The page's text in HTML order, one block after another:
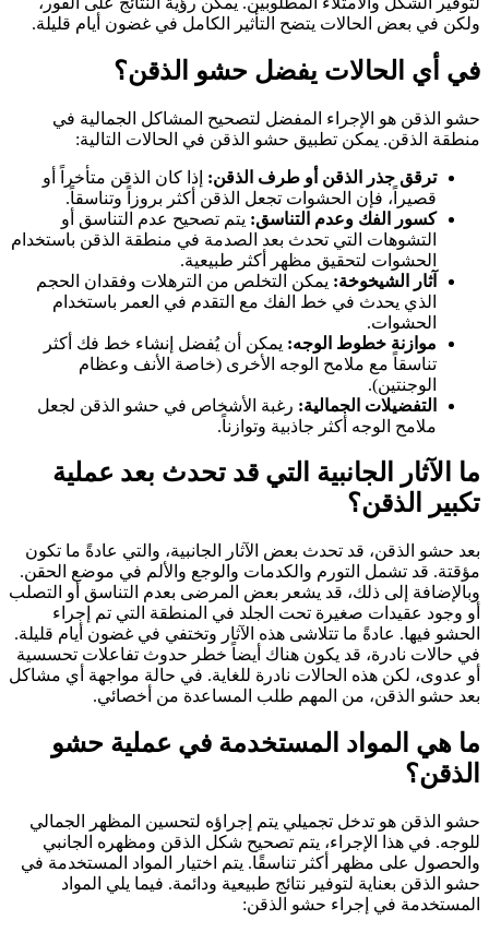
ولكن في بعض الحالات يتضح التأثير الكامل في غضون أيام قليلة.
في أي الحالات يفضل حشو الذقن؟
حشو الذقن هو الإجراء المفضل لتصحيح المشاكل الجمالية في
منطقة الذقن. يمكن تطبيق حشو الذقن في الحالات التالية:
ترقق جذر الذقن أو طرف الذقن: إذا كان الذقن متأخراً أو
قصيراً، فإن الحشوات تجعل الذقن أكثر بروزاً وتناسقاً.
كسور الفك وعدم التناسق: يتم تصحيح عدم التناسق أو
التشوهات التي تحدث بعد الصدمة في منطقة الذقن باستخدام
الحشوات لتحقيق مظهر أكثر طبيعية.
آثار الشيخوخة: يمكن التخلص من الترهلات وفقدان الحجم
الذي يحدث في خط الفك مع التقدم في العمر باستخدام
الحشوات.
موازنة خطوط الوجه: يمكن أن يُفضل إنشاء خط فك أكثر
تناسقاً مع ملامح الوجه الأخرى (خاصة الأنف وعظام
الوجنتين).
التفضيلات الجمالية: رغبة الأشخاص في حشو الذقن لجعل
ملامح الوجه أكثر جاذبية وتوازناً.
ما الآثار الجانبية التي قد تحدث بعد عملية
تكبير الذقن؟
بعد حشو الذقن، قد تحدث بعض الآثار الجانبية، والتي عادةً ما تكون
مؤقتة. قد تشمل التورم والكدمات والوجع والألم في موضع الحقن.
وبالإضافة إلى ذلك، قد يشعر بعض المرضى بعدم التناسق أو التصلب
أو وجود عقيدات صغيرة تحت الجلد في المنطقة التي تم إجراء
الحشو فيها. عادةً ما تتلاشى هذه الآثار وتختفي في غضون أيام قليلة.
في حالات نادرة، قد يكون هناك أيضاً خطر حدوث تفاعلات تحسسية
أو عدوى، لكن هذه الحالات نادرة للغاية. في حالة مواجهة أي مشاكل
بعد حشو الذقن، من المهم طلب المساعدة من أخصائي.
ما هي المواد المستخدمة في عملية حشو
الذقن؟
حشو الذقن هو تدخل تجميلي يتم إجراؤه لتحسين المظهر الجمالي
للوجه. في هذا الإجراء، يتم تصحيح شكل الذقن ومظهره الجانبي
والحصول على مظهر أكثر تناسقًا. يتم اختيار المواد المستخدمة في
حشو الذقن بعناية لتوفير نتائج طبيعية ودائمة. فيما يلي المواد
المستخدمة في إجراء حشو الذقن: